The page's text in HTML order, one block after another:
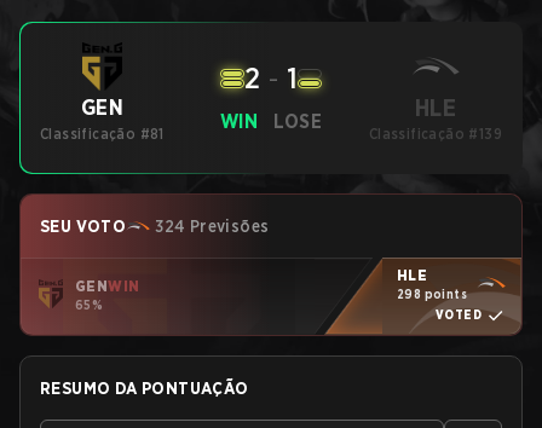
GEN
Classificação #81
WIN
2 - 1
LOSE HLE
Classificação #139
SEU VOTO 324 Previsões
GENWIN
65%
HLE
298 points
VOTED
RESUMO DA PONTUAÇÃO